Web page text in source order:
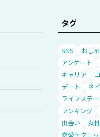
タグ
SNS おし
アンケート
キャリア
デート
ネ
ライフステ
ランキング
出会い
女
恋愛テクニ